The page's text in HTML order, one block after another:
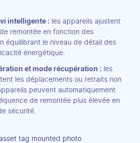
intelligente : les appareils ajustent
remontée en fonction des
équilibrant le niveau de détail des
énergétique.
et mode récupération : les
les déplacements ou retraits non
peuvent automatiquement
de remontée plus élevée en
sécurité.